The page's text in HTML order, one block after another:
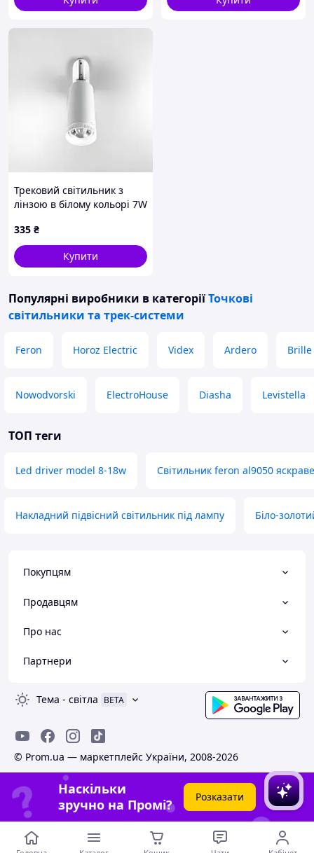
Трековий світильник з
лінзою в білому кольорі 7W
335 ₴
Купити
Популярні виробники в категоріїТочкові
світильники та трек-системи
Feron Horoz Electric Videx Ardero Brille
Nowodvorski ElectroHouse Diasha Levistella
ТОП теги
Led driver model 8-18w Світильник feron al9050 яскраве
Накладний підвісний світильник під лампу Біло-
Покупцям
Продавцям
Про нас
Партнери
Тема - світла BETA
© Prom.ua — маркетплейс України, 2008-2026
Наскільки
зручно на Промі?
Розказати